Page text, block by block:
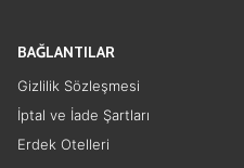
BAĞLANTILAR
Gizlilik Sözleşmesi
İptal ve İade Şartları
Erdek Otelleri